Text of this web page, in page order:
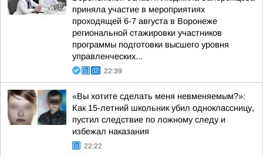
приняла участие в мероприятиях
проходящей 6-7 августа в Воронеже
региональной стажировки участников
программы подготовки высшего уровня
управленческих...
22:39
«Вы хотите сделать меня невменяемым?»:
Как 15-летний школьник убил одноклассницу,
пустил следствие по ложному следу и
избежал наказания
22:22